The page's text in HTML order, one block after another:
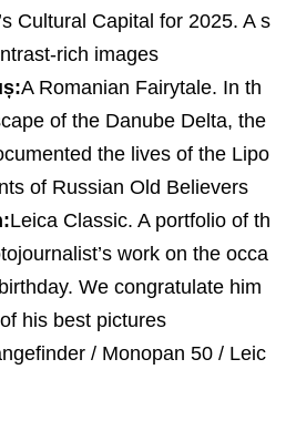
Cultural Capital for 2025. A s
rich images
A Romanian Fairytale. In th
of the Danube Delta, the
the lives of the Lipo
of Russian Old Believers
Leica Classic. A portfolio of th
work on the occa
We congratulate him
his best pictures
/ Monopan 50 / Leic